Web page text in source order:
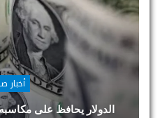
أخبار
الدولار يحافظ على